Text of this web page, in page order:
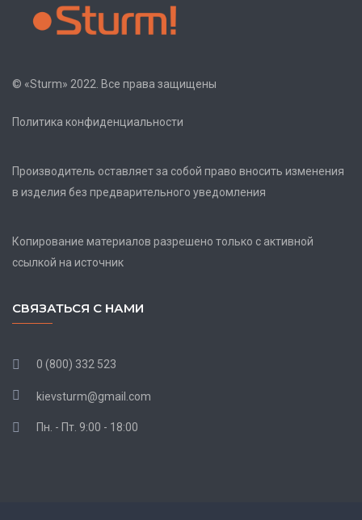
© «Sturm» 2022. Все права защищены
Политика конфиденциальности
Производитель оставляет за собой право вносить изменения
в изделия без предварительного уведомления
Копирование материалов разрешено только с активной
ссылкой на источник
СВЯЗАТЬСЯ С НАМИ
0 (800) 332 523
kievsturm@gmail.com
Пн. - Пт. 9:00 - 18:00